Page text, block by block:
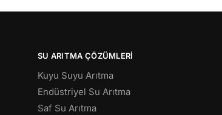
SU ARITMA ÇÖZÜMLERI
Kuyu Suyu Arıtma
Endüstriyel Su Arıtma
Saf Su Arıtma